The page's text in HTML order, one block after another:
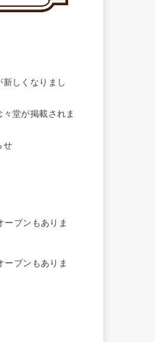
しくなりまし
堂が掲載されま
せ
ープンもありま
ープンもありま